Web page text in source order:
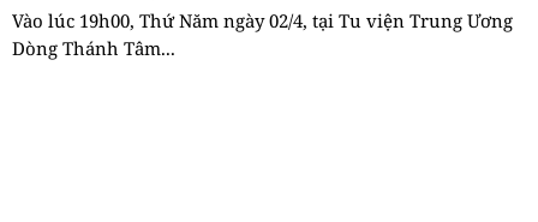
Vào lúc 19h00, Thứ Năm ngày 02/4, tại Tu viện Trung Ương
Dòng Thánh Tâm...